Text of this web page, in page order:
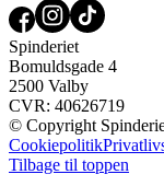
Spinderiet
Bomuldsgade 4
2500 Valby
CVR: 40626719
© Copyright
Cookiepolitik
Tilbage til toppen